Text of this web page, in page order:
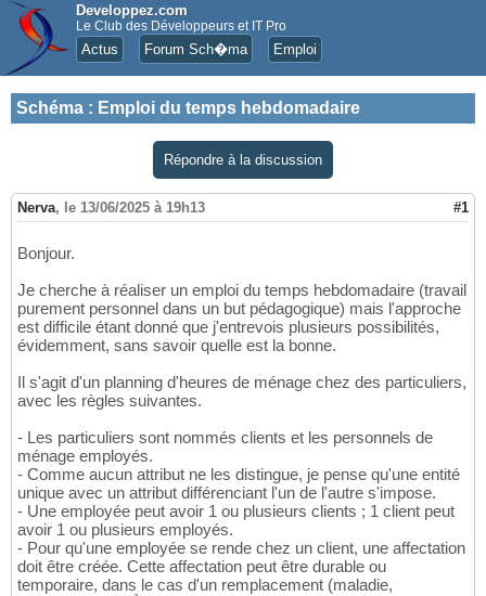
Developpez.com
Le Club des Développeurs et IT Pro
Actus Forum Sch�ma Emploi
Schéma : Emploi du temps hebdomadaire
Répondre à la discussion
Nerva, le 13/06/2025 à 19h13 #1
Bonjour.
Je cherche à réaliser un emploi du temps hebdomadaire (travail
purement personnel dans un but pédagogique) mais l'approche
est difficile étant donné que j'entrevois plusieurs possibilités,
évidemment, sans savoir quelle est la bonne.
Il s'agit d'un planning d'heures de ménage chez des particuliers,
avec les règles suivantes.
- Les particuliers sont nommés clients et les personnels de
ménage employés.
- Comme aucun attribut ne les distingue, je pense qu'une entité
unique avec un attribut différenciant l'un de l'autre s'impose.
- Une employée peut avoir 1 ou plusieurs clients ; 1 client peut
avoir 1 ou plusieurs employés.
- Pour qu'une employée se rende chez un client, une affectation
doit être créée. Cette affectation peut être durable ou
temporaire, dans le cas d'un remplacement (maladie,